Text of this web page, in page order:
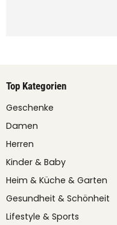
Top Kategorien
Geschenke
Damen
Herren
Kinder & Baby
Heim & Küche & Garten
Gesundheit & Schönheit
Lifestyle & Sports